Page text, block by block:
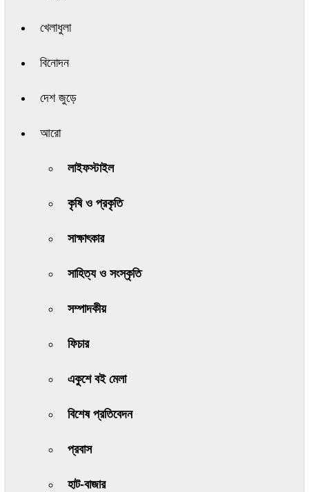
খেলাধুলা
বিনোদন
দেশ জুড়ে
আরো
লাইফস্টাইল
কৃষি ও প্রকৃতি
সাক্ষাৎকার
সাহিত্য ও সংস্কৃতি
সম্পাদকীয়
ফিচার
একুশে বই মেলা
বিশেষ প্রতিবেদন
প্রবাস
হাট-বাজার